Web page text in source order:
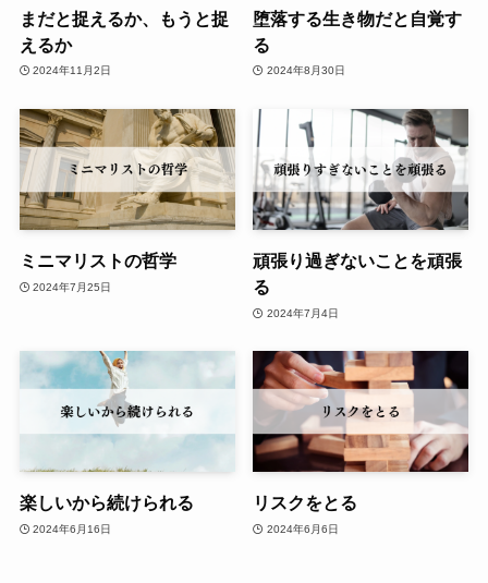
まだと捉えるか、もうと捉
えるか
2024年11月2日
堕落する生き物だと自覚す
る
2024年8月30日
ミニマリストの哲学
2024年7月25日
頑張り過ぎないことを頑張
る
2024年7月4日
楽しいから続けられる
2024年6月16日
リスクをとる
2024年6月6日